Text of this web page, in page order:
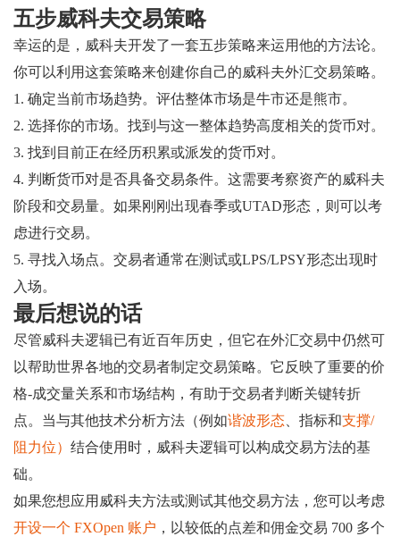
五步威科夫交易策略
幸运的是，威科夫开发了一套五步策略来运用他的方法论。
你可以利用这套策略来创建你自己的威科夫外汇交易策略。
1. 确定当前市场趋势。评估整体市场是牛市还是熊市。
2. 选择你的市场。找到与这一整体趋势高度相关的货币对。
3. 找到目前正在经历积累或派发的货币对。
4. 判断货币对是否具备交易条件。这需要考察资产的威科夫
阶段和交易量。如果刚刚出现春季或UTAD形态，则可以考
虑进行交易。
5. 寻找入场点。交易者通常在测试或LPS/LPSY形态出现时
入场。
最后想说的话
尽管威科夫逻辑已有近百年历史，但它在外汇交易中仍然可
以帮助世界各地的交易者制定交易策略。它反映了重要的价
格-成交量关系和市场结构，有助于交易者判断关键转折
点。当与其他技术分析方法（例如谐波形态 、指标和支撑/
阻力位） 结合使用时，威科夫逻辑可以构成交易方法的基
础。
如果您想应用威科夫方法或测试其他交易方法，您可以考虑
开设一个 FXOpen 账户 ，以较低的点差和佣金交易 700 多个